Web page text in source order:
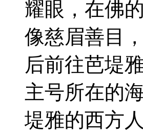
耀眼，在佛
像慈眉善目
后前往芭堤
主号所在的
堤雅的西方